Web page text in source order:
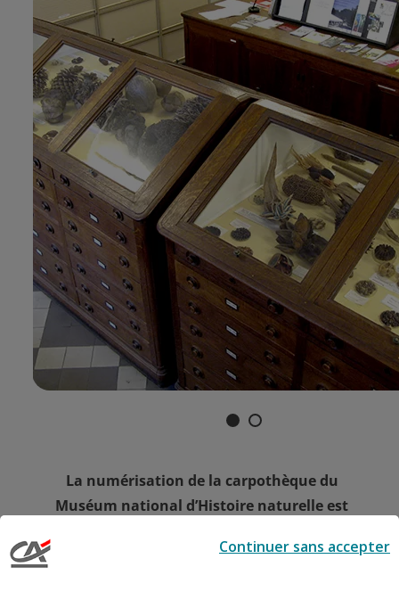
1 2
La numérisation de la carpothèque du
Muséum national d’Histoire naturelle est
partenariat avec la
Fondation Crédit Agricole
Continuer sans accepter